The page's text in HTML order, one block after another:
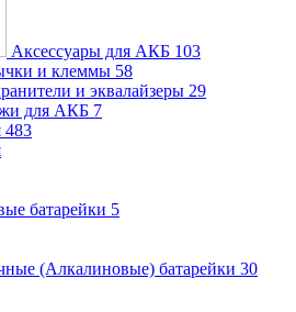
Аксессуары для АКБ 103
и клеммы 58
и эквалайзеры 29
для АКБ 7
483
батарейки 5
(Алкалиновые) батарейки 30